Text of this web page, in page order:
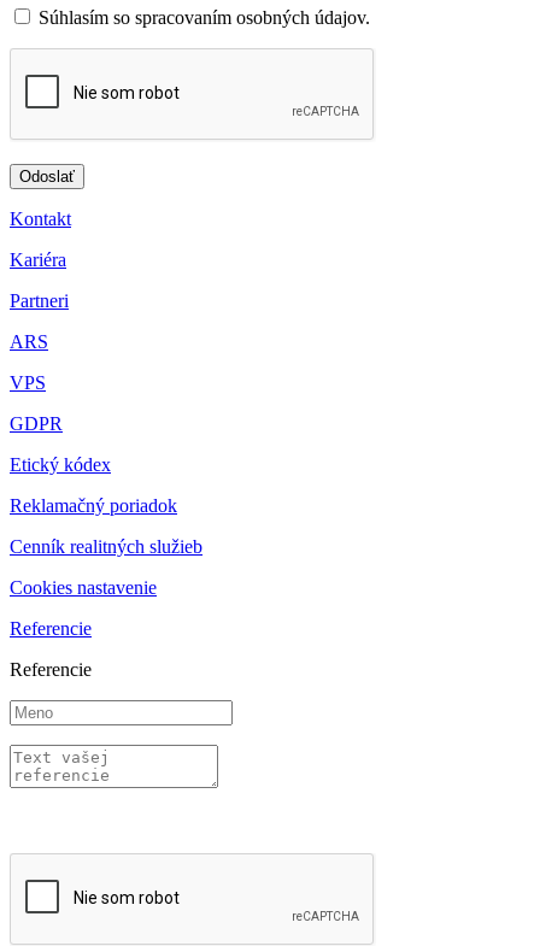
Súhlasím so spracovaním osobných údajov.
Kontakt
Kariéra
Partneri
ARS
VPS
GDPR
Etický kódex
Reklamačný poriadok
Cenník realitných služieb
Cookies nastavenie
Referencie
Referencie